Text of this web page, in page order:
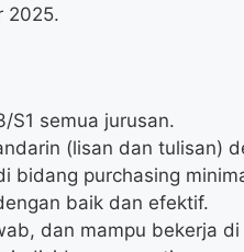
2025.
S1 semua jurusan.
(lisan dan tulisan)
bidang purchasing
baik dan efektif.
dan mampu bekerja